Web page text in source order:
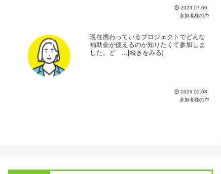
2023.07.06
参加者様の声
現在携わっているプロジェクトでどんな
補助金が使えるのか知りたくて参加しま
した。ど ...[続きをみる]
2025.02.08
参加者様の声